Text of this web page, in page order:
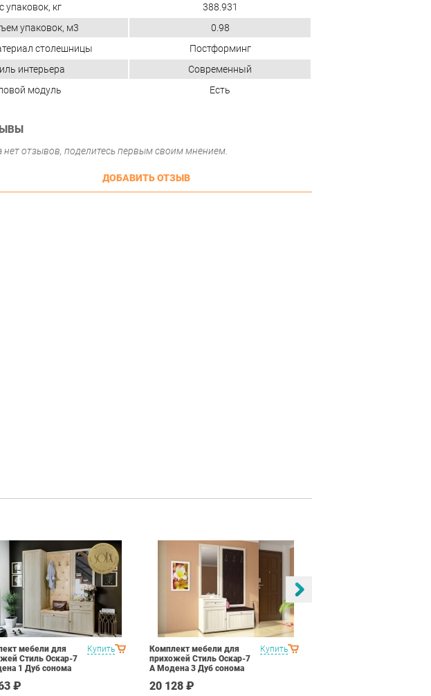
упаковок, кг
388.931
упаковок, м3
0.98
столешницы
Постформинг
интерьера
Современный
модуль
Есть
нет отзывов, поделитесь первым своим мнением.
ДОБАВИТЬ ОТЗЫВ
Купить
мебели для
Стиль Оскар-7
1 Дуб сонома
₽
Купить
Комплект мебели для
прихожей Стиль Оскар-7
А Модена 3 Дуб сонома
20 128 ₽